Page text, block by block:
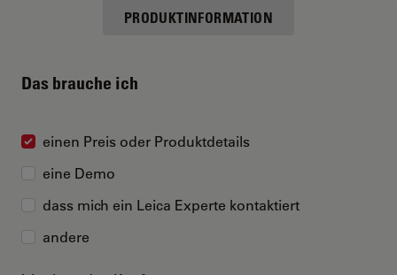
PRODUKTINFORMATION
Das brauche ich
einen Preis oder Produktdetails
eine Demo
dass mich ein Leica Experte kontaktiert
andere